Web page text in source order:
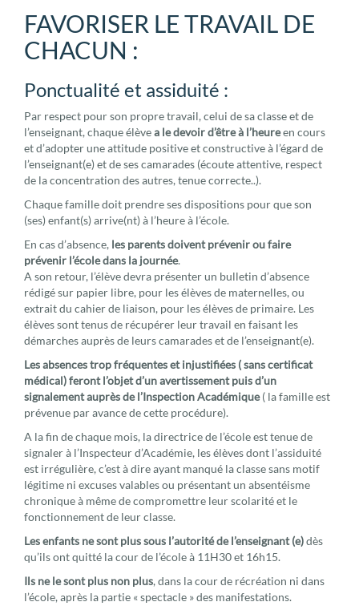
FAVORISER LE TRAVAIL DE
CHACUN :
Ponctualité et assiduité :
Par respect pour son propre travail, celui de sa classe et de
l’enseignant, chaque élèvea le devoir d’être à l’heureen cours
et d’adopter une attitude positive et constructive à l’égard de
l’enseignant(e) et de ses camarades (écoute attentive, respect
de la concentration des autres, tenue correcte..).
Chaque famille doit prendre ses dispositions pour que son
(ses) enfant(s) arrive(nt) à l’heure à l’école.
En cas d’absence, les parents doivent prévenir ou faire
prévenir l’école dans la journée.
A son retour, l’élève devra présenter un bulletin d’absence
rédigé sur papier libre, pour les élèves de maternelles, ou
extrait du cahier de liaison, pour les élèves de primaire. Les
élèves sont tenus de récupérer leur travail en faisant les
démarches auprès de leurs camarades et de l’enseignant(e).
Les absences trop fréquentes et injustifiées ( sans certificat
médical) feront l’objet d’un avertissement puis d’un
signalement auprès de l’Inspection Académique( la famille est
prévenue par avance de cette procédure).
A la fin de chaque mois, la directrice de l’école est tenue de
signaler à l’Inspecteur d’Académie, les élèves dont l’assiduité
est irrégulière, c’est à dire ayant manqué la classe sans motif
légitime ni excuses valables ou présentant un absentéisme
chronique à même de compromettre leur scolarité et le
fonctionnement de leur classe.
Les enfants ne sont plus sous l’autorité de l’enseignant (e)dès
qu’ils ont quitté la cour de l’école à 11H30 et 16h15.
Ils ne le sont plus non plus, dans la cour de récréation ni dans
l’école, après la partie « spectacle » des manifestations.